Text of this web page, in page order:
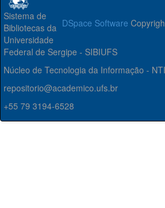
DSpace Software
Sistema de
Bibliotecas da
Universidade
Federal de Sergipe - SIBIUFS
Núcleo de Tecnologia da Informação - NTI
repositorio@academico.ufs.br
+55 79 3194-6528